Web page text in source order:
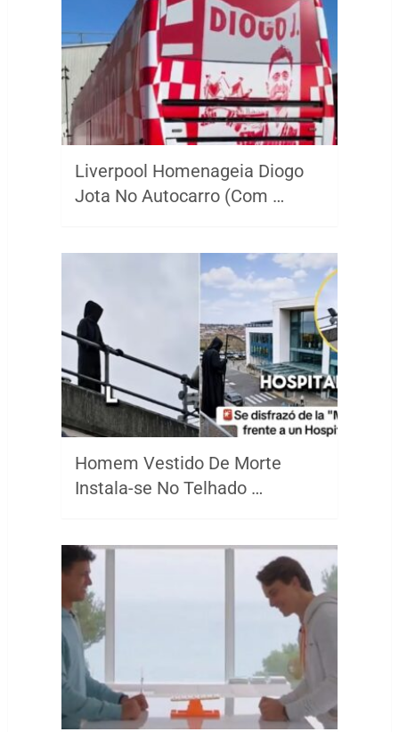
Liverpool Homenageia Diogo
Jota No Autocarro (Com …
Homem Vestido De Morte
Instala-se No Telhado …